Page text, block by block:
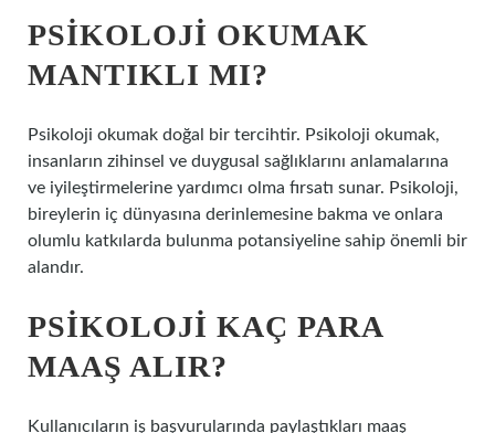
PSIKOLOJI OKUMAK
MANTIKLI MI?
Psikoloji okumak doğal bir tercihtir. Psikoloji okumak,
insanların zihinsel ve duygusal sağlıklarını anlamalarına
ve iyileştirmelerine yardımcı olma fırsatı sunar. Psikoloji,
bireylerin iç dünyasına derinlemesine bakma ve onlara
olumlu katkılarda bulunma potansiyeline sahip önemli bir
alandır.
PSIKOLOJI KAÇ PARA
MAAŞ ALIR?
Kullanıcıların iş başvurularında paylaştıkları maaş